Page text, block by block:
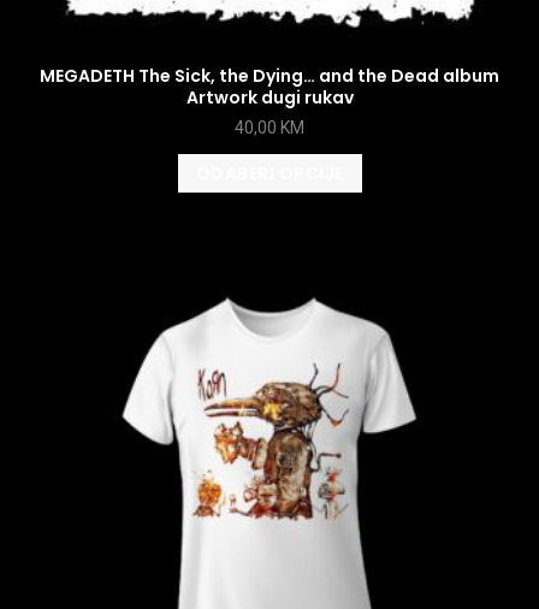
MEGADETH The Sick, the Dying… and the Dead album
Artwork dugi rukav
40,00 KM